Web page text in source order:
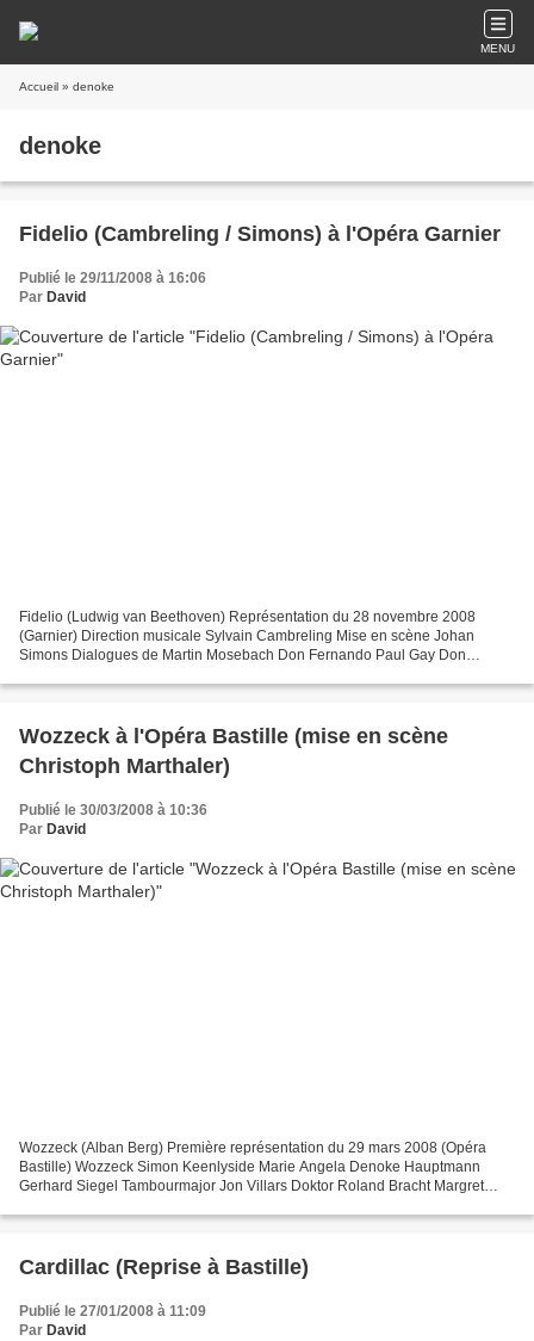
MENU
Accueil » denoke
denoke
Fidelio (Cambreling / Simons) à l'Opéra Garnier
Publié le 29/11/2008 à 16:06
Par David
Fidelio (Ludwig van Beethoven) Représentation du 28 novembre 2008
(Garnier) Direction musicale Sylvain Cambreling Mise en scène Johan
Simons Dialogues de Martin Mosebach Don Fernando Paul Gay Don
Wozzeck à l'Opéra Bastille (mise en scène
Christoph Marthaler)
Publié le 30/03/2008 à 10:36
Par David
Wozzeck (Alban Berg) Première représentation du 29 mars 2008 (Opéra
Bastille) Wozzeck Simon Keenlyside Marie Angela Denoke Hauptmann
Gerhard Siegel Tambourmajor Jon Villars Doktor Roland Bracht Margret
Cardillac (Reprise à Bastille)
Publié le 27/01/2008 à 11:09
Par David